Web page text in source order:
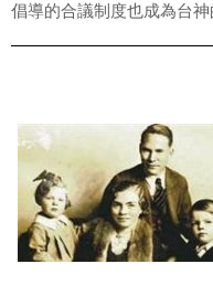
倡導的合議制度也成為台神